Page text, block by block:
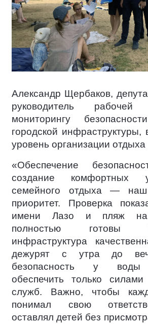
Александр Щербаков,
руководитель
мониторингу
городской инфраструктуры,
уровень организации отдыха
«Обеспечение
создание комфортных
семейного отдыха — наш
приоритет. Проверка
имени Лазо и пляж на
полностью готовы
инфраструктура
дежурят с утра до
безопасность у воды
обеспечить только силами
служб. Важно, чтобы
понимал свою
оставлял детей без